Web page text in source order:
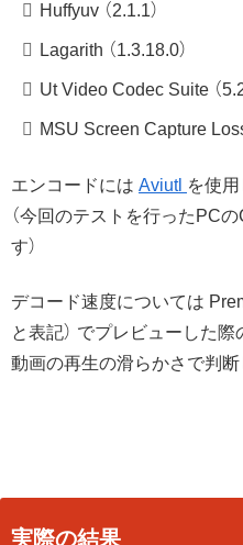
Huffyuv （2.1.1）
Lagarith （1.3.18.0）
Ut Video Codec Suite （
MSU Screen Capture
エンコードには Aviutl を使用
（今回のテストを行ったPC
す）
デコード速度については
と表記） でプレビューした際
動画の再生の滑らかさで判断
実際の結果